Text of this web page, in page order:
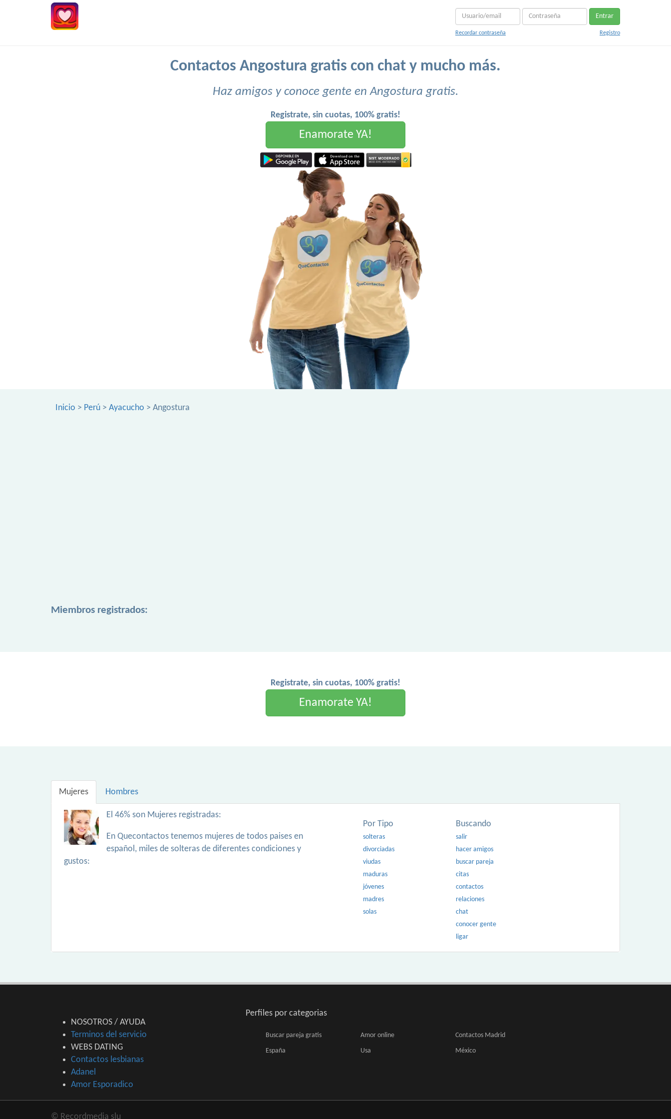
Entrar
Recordar contraseña Registro
Contactos Angostura gratis con chat y mucho más.
Haz amigos y conoce gente en Angostura gratis.
Registrate, sin cuotas, 100% gratis!
Enamorate YA!
Inicio > Perú > Ayacucho > Angostura
Miembros registrados:
Registrate, sin cuotas, 100% gratis!
Enamorate YA!
Mujeres Hombres
El 46% son Mujeres registradas:
En Quecontactos tenemos mujeres de todos paises en
español, miles de solteras de diferentes condiciones y
gustos:
Por Tipo
solteras
divorciadas
viudas
maduras
jóvenes
madres
solas
Buscando
salir
hacer amigos
buscar pareja
citas
contactos
relaciones
chat
conocer gente
ligar
NOSOTROS / AYUDA
Terminos del servicio
WEBS DATING
Contactos lesbianas
Adanel
Amor Esporadico
Perfiles por categorias
Buscar pareja gratis Amor online Contactos Madrid
España Usa México
© Recordmedia slu